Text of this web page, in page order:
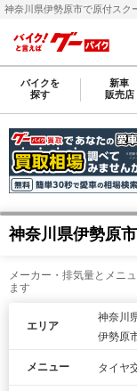
バイクを
探す
新車
販売店
神奈川県伊勢原
メーカー・排気量とメニ
ます
エリア
神奈川
伊勢原
メニュー タイヤ